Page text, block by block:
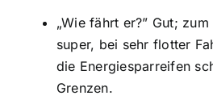
„Wie fährt er?” Gut;
super, bei sehr flotter
die Energiesparreifen
Grenzen.